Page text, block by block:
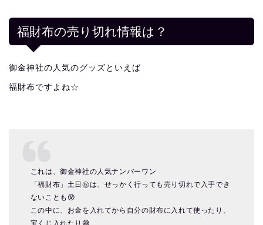
福財布の売り切れ情報は？
御金神社の人気のグッズといえば
福財布ですよね☆
これは、御金神社の人気ナンバーワン
「福財布」土日㊗️は、せっかく行っても売り切れで入手でき
ないことも😰
この中に、お金を入れてから自分の財布に入れて使ったり、
宝くじ入れたり😅